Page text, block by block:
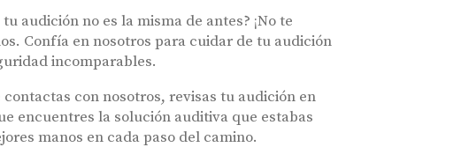
audición no es la misma de antes? ¡No te
Confía en nosotros para cuidar de tu audición
incomparables.
con nosotros, revisas tu audición en
encuentres la solución auditiva que estabas
manos en cada paso del camino.
60% de descuento en tus audífonos